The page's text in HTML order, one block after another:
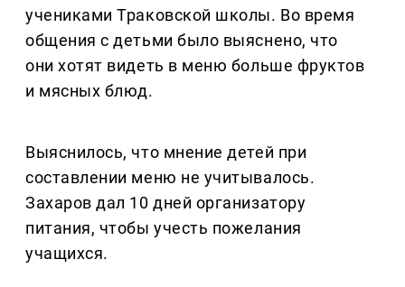
учениками Траковской школы. Во время
общения с детьми было выяснено, что
они хотят видеть в меню больше фруктов
и мясных блюд.
Выяснилось, что мнение детей при
составлении меню не учитывалось.
Захаров дал 10 дней организатору
питания, чтобы учесть пожелания
учащихся.